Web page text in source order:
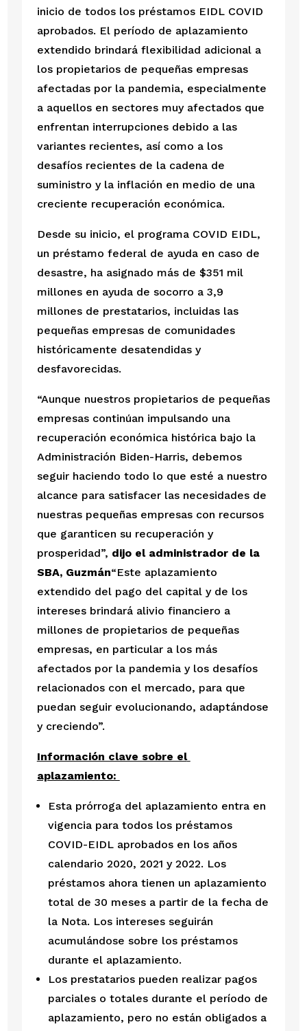
inicio de todos los préstamos EIDL COVID
aprobados. El período de aplazamiento
extendido brindará flexibilidad adicional a
los propietarios de pequeñas empresas
afectadas por la pandemia, especialmente
a aquellos en sectores muy afectados que
enfrentan interrupciones debido a las
variantes recientes, así como a los
desafíos recientes de la cadena de
suministro y la inflación en medio de una
creciente recuperación económica.
Desde su inicio, el programa COVID EIDL,
un préstamo federal de ayuda en caso de
desastre, ha asignado más de $351 mil
millones en ayuda de socorro a 3,9
millones de prestatarios, incluidas las
pequeñas empresas de comunidades
históricamente desatendidas y
desfavorecidas.
“Aunque nuestros propietarios de pequeñas
empresas continúan impulsando una
recuperación económica histórica bajo la
Administración Biden-Harris, debemos
seguir haciendo todo lo que esté a nuestro
alcance para satisfacer las necesidades de
nuestras pequeñas empresas con recursos
que garanticen su recuperación y
prosperidad”, dijo el administrador de la
SBA, Guzmán“Este aplazamiento
extendido del pago del capital y de los
intereses brindará alivio financiero a
millones de propietarios de pequeñas
empresas, en particular a los más
afectados por la pandemia y los desafíos
relacionados con el mercado, para que
puedan seguir evolucionando, adaptándose
y creciendo”.
Información clave sobre el
aplazamiento:
Esta prórroga del aplazamiento entra en
vigencia para todos los préstamos
COVID-EIDL aprobados en los años
calendario 2020, 2021 y 2022. Los
préstamos ahora tienen un aplazamiento
total de 30 meses a partir de la fecha de
la Nota. Los intereses seguirán
acumulándose sobre los préstamos
durante el aplazamiento.
Los prestatarios pueden realizar pagos
parciales o totales durante el período de
aplazamiento, pero no están obligados a